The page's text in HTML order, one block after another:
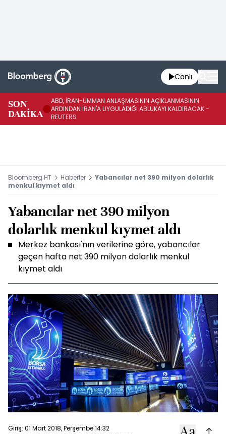
Canlı
SON
DAKİKA
ABD, İRAN-UMMAN ANLAŞMASININ AÇIKLANMASININ
ARDINDAN İRAN'A UYGULADIĞI ABLUKAYI KALDIRACAK -
REUTERS
Bloomberg HT Haberler
Yabancılar net 390 milyon dolarlık
menkul kıymet aldı
Yabancılar net 390 milyon
dolarlık menkul kıymet aldı
Merkez bankası'nın verilerine göre, yabancılar
geçen hafta net 390 milyon dolarlık menkul
kıymet aldı
Giriş: 01 Mart 2018, Perşembe 14:32